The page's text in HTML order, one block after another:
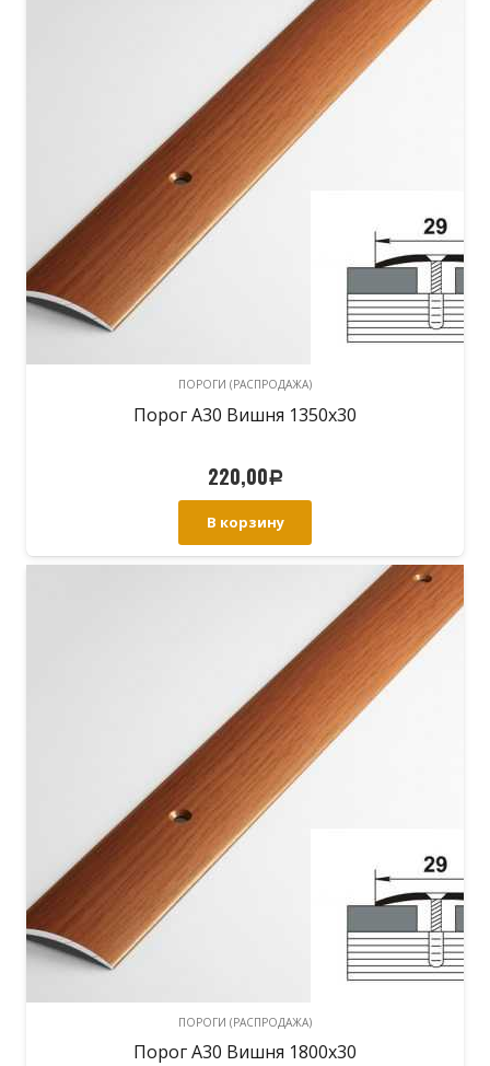
ПОРОГИ (РАСПРОДАЖА)
Порог А30 Вишня 1350х30
220,00Р
В корзину
ПОРОГИ (РАСПРОДАЖА)
Порог А30 Вишня 1800х30